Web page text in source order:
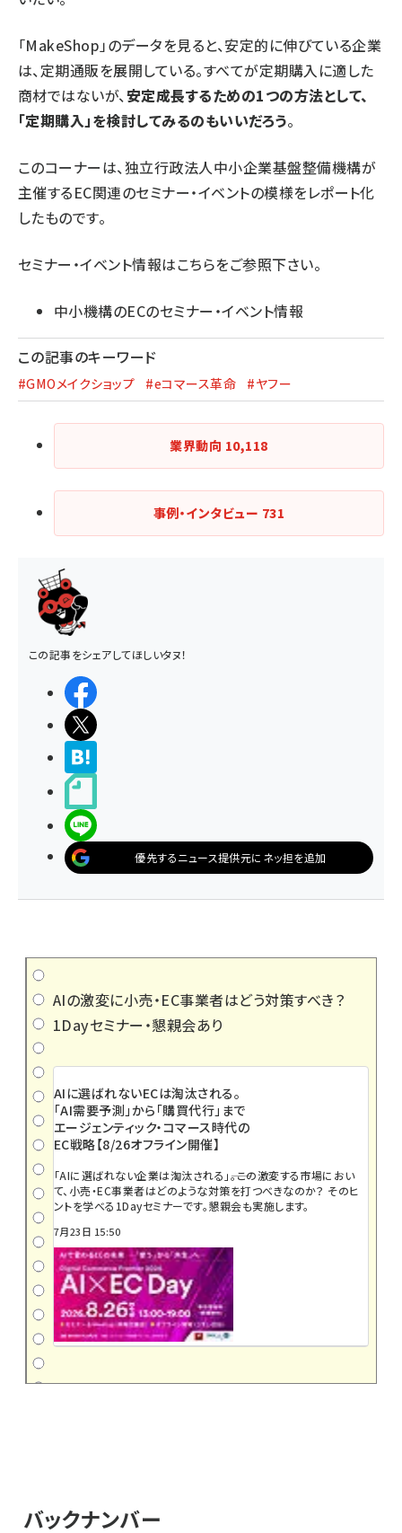
「MakeShop」のデータを見ると、安定的に伸びている企業
は、定期通販を展開している。すべてが定期購入に適した
商材ではないが、安定成長するための1つの方法として、
「定期購入」を検討してみるのもいいだろう。
このコーナーは、独立行政法人中小企業基盤整備機構が
主催するEC関連のセミナー・イベントの模様をレポート化
したものです。
セミナー・イベント情報はこちらをご参照下さい。
中小機構のECのセミナー・イベント情報
この記事のキーワード
#GMOメイクショップ #eコマース革命 #ヤフー
業界動向 10,118
事例・インタビュー 731
この記事をシェアしてほしいタヌ！
優先するニュース提供元にネッ担を追加
AIの激変に小売・EC事業者はどう対策すべき？
1Dayセミナー・懇親会あり
AIに選ばれないECは淘汰される。
「AI需要予測」から「購買代行」まで
エージェンティック・コマース時代の
EC戦略【8/26オフライン開催】
「AIに選ばれない企業は淘汰される」――。この激変する市場におい
て、小売・EC事業者はどのような対策を打つべきなのか？ そのヒ
ントを学べる1Dayセミナーです。懇親会も実施します。
7月23日 15:50
バックナンバー